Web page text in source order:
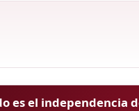
es el independencia